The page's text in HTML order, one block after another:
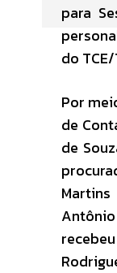
para
do
Por
de
de